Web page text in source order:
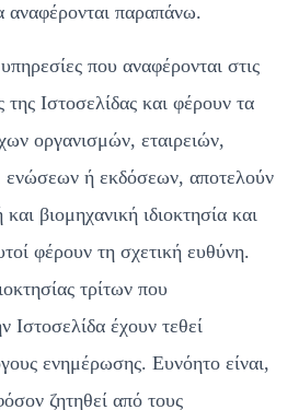
αναφέρονται παραπάνω.
που αναφέρονται στις
της Ιστοσελίδας και φέρουν τα
οργανισμών, εταιρειών,
ή εκδόσεων, αποτελούν
βιομηχανική ιδιοκτησία και
φέρουν τη σχετική ευθύνη.
τρίτων που
Ιστοσελίδα έχουν τεθεί
ενημέρωσης. Ευνόητο είναι,
ζητηθεί από τους